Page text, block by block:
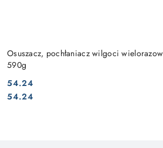
Osuszacz, pochłaniacz wilgoci
590g
Cena:
54.24
Cena:
54.24